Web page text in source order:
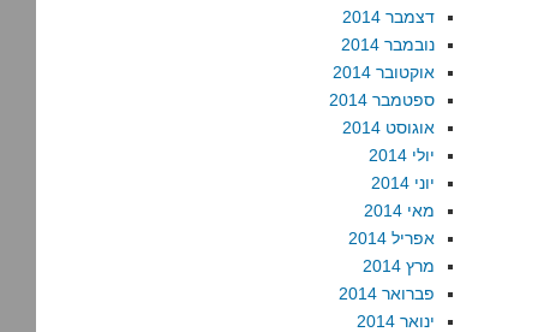
דצמבר 2014
נובמבר 2014
אוקטובר 2014
ספטמבר 2014
אוגוסט 2014
יולי 2014
יוני 2014
מאי 2014
אפריל 2014
מרץ 2014
פברואר 2014
ינואר 2014